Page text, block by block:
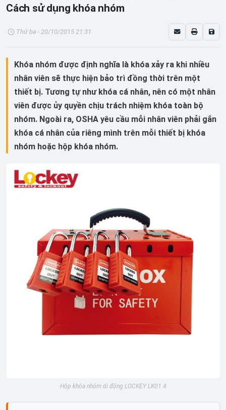
Cách sử dụng khóa nhóm
Thứ ba - 20/10/2015 21:31
Khóa nhóm được định nghĩa là khóa xảy ra khi nhiều
nhân viên sẽ thực hiện bảo trì đồng thời trên một
thiết bị. Tương tự như khóa cá nhân, nên có một nhân
viên được ủy quyền chịu trách nhiệm khóa toàn bộ
nhóm. Ngoài ra, OSHA yêu cầu mỗi nhân viên phải gắn
khóa cá nhân của riêng mình trên mỗi thiết bị khóa
nhóm hoặc hộp khóa nhóm.
Hộp khóa nhóm di động LOCKEY LK01 4